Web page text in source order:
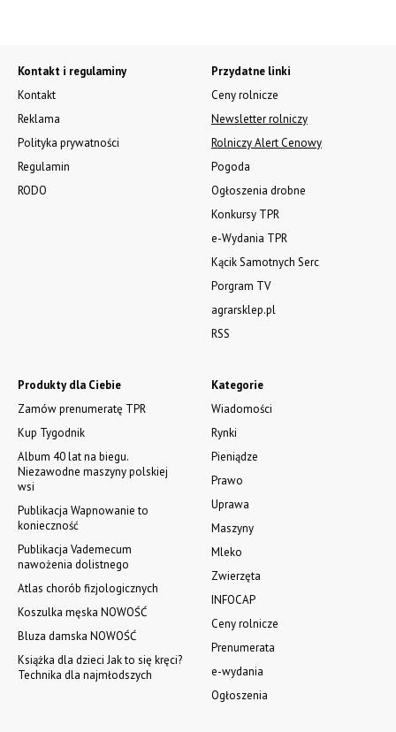
Kontakt i regulaminy
Kontakt
Reklama
Polityka prywatności
Regulamin
RODO
Kategorie
Wiadomości
Rynki
Pieniądze
Prawo
Uprawa
Maszyny
Mleko
Zwierzęta
INFOCAP
Ceny rolnicze
Prenumerata
e-wydania
Ogłoszenia
Produkty dla Ciebie
Zamów prenumeratę TPR
Kup Tygodnik
Album 40 lat na biegu.
Niezawodne maszyny polskiej
wsi
Publikacja Wapnowanie to
konieczność
Publikacja Vademecum
nawożenia dolistnego
Atlas chorób fizjologicznych
Koszulka męska NOWOŚĆ
Bluza damska NOWOŚĆ
Książka dla dzieci Jak to się kręci?
Technika dla najmłodszych
Przydatne linki
Ceny rolnicze
Newsletter rolniczy
Rolniczy Alert Cenowy
Pogoda
Ogłoszenia drobne
Konkursy TPR
e-Wydania TPR
Kącik Samotnych Serc
Porgram TV
agrarsklep.pl
RSS